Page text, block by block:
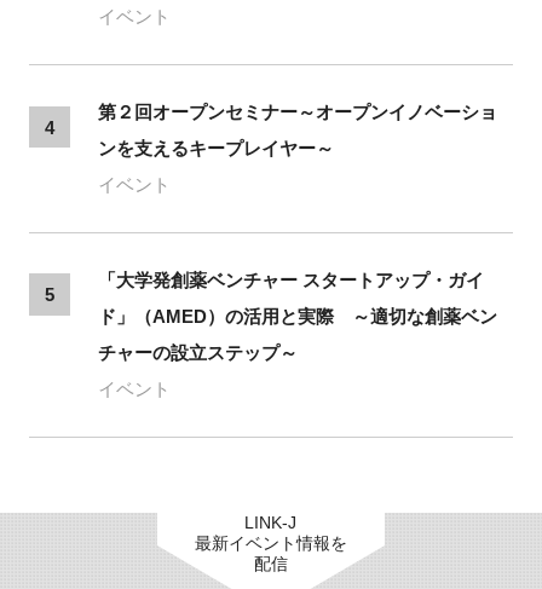
イベント
4
第２回オープンセミナー～オープンイノベーショ
ンを支えるキープレイヤー～
イベント
5
「大学発創薬ベンチャー スタートアップ・ガイ
ド」（AMED）の活用と実際 ～適切な創薬ベン
チャーの設立ステップ～
イベント
LINK-J
最新イベント情報を
配信